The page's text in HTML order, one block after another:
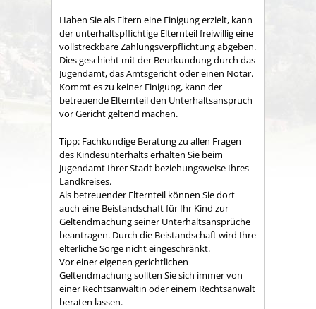
Haben Sie als Eltern eine Einigung erzielt, kann
der unterhaltspflichtige Elternteil freiwillig eine
vollstreckbare Zahlungsverpflichtung abgeben.
Dies geschieht mit der Beurkundung durch das
Jugendamt, das Amtsgericht oder einen Notar.
Kommt es zu keiner Einigung, kann der
betreuende Elternteil den Unterhaltsanspruch
vor Gericht geltend machen.
Tipp: Fachkundige Beratung zu allen Fragen
des Kindesunterhalts erhalten Sie beim
Jugendamt Ihrer Stadt beziehungsweise Ihres
Landkreises.
Als betreuender Elternteil können Sie dort
auch eine Beistandschaft für Ihr Kind zur
Geltendmachung seiner Unterhaltsansprüche
beantragen. Durch die Beistandschaft wird Ihre
elterliche Sorge nicht eingeschränkt.
Vor einer eigenen gerichtlichen
Geltendmachung sollten Sie sich immer von
einer Rechtsanwältin oder einem Rechtsanwalt
beraten lassen.